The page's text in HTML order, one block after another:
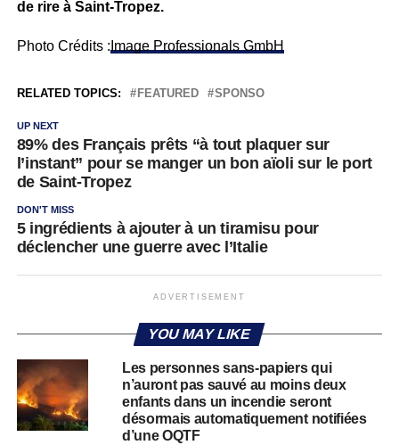
de rire à Saint-Tropez.
Photo Crédits :Image Professionals GmbH
RELATED TOPICS: FEATURED SPONSO
UP NEXT
89% des Français prêts “à tout plaquer sur
l’instant” pour se manger un bon aïoli sur le port
de Saint-Tropez
DON'T MISS
5 ingrédients à ajouter à un tiramisu pour
déclencher une guerre avec l’Italie
ADVERTISEMENT
YOU MAY LIKE
Les personnes sans-papiers qui
n’auront pas sauvé au moins deux
enfants dans un incendie seront
désormais automatiquement notifiées
d’une OQTF